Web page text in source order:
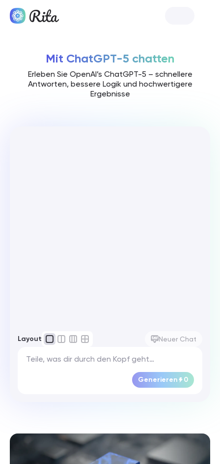
Mit ChatGPT-5 chatten
Erleben Sie OpenAI’s ChatGPT-5 – schnellere
Antworten, bessere Logik und hochwertigere
Ergebnisse
Layout Neuer Chat
Generieren 0